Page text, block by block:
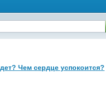
Чем сердце успокоится?